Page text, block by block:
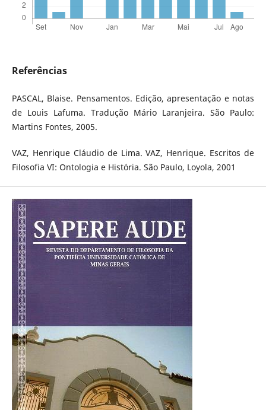
Referências
PASCAL, Blaise. Pensamentos. Edição, apresentação e notas
de Louis Lafuma. Tradução Mário Laranjeira. São Paulo:
Martins Fontes, 2005.
VAZ, Henrique Cláudio de Lima. VAZ, Henrique. Escritos de
Filosofia VI: Ontologia e História. São Paulo, Loyola, 2001